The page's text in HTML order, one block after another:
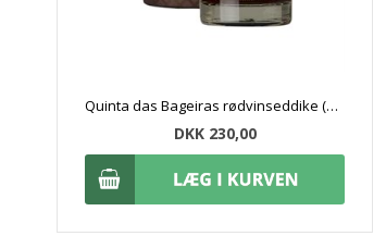
Quinta das Bageiras rødvinseddike (25 cl)
DKK 230,00